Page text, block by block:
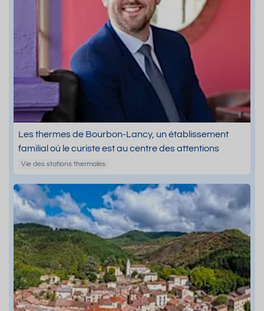
Les thermes de Bourbon-Lancy, un établissement
familial où le curiste est au centre des attentions
Vie des stations thermales